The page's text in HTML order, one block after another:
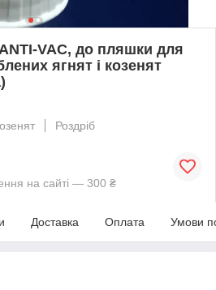
VAC, до пляшки для
ягнят і козенят
Роздріб
на сайті — 300 ₴
Доставка Оплата Умови